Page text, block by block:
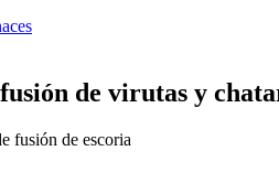
de virutas y